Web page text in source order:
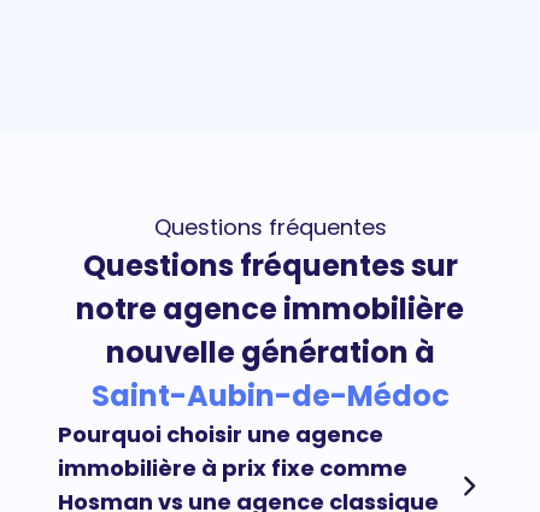
Questions fréquentes
Questions fréquentes sur
notre agence immobilière
nouvelle génération à
Saint-Aubin-de-Médoc
Pourquoi choisir une agence
immobilière à prix fixe comme
Hosman vs une agence classique